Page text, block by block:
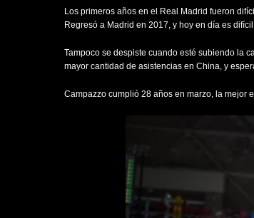
Los primeros años en el Real Madrid fueron
Regresó a Madrid en 2017, y hoy en día es
Tampoco se despiste cuando esté subiendo la
mayor cantidad de asistencias en China, y
Campazzo cumplió 28 años en marzo, la mejor